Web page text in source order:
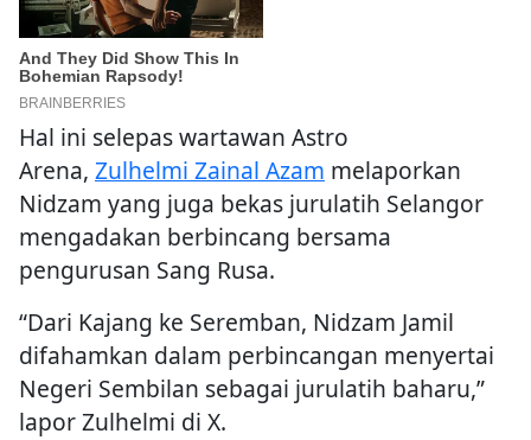
Hal ini selepas wartawan Astro
Arena, Zulhelmi Zainal Azam melaporkan
Nidzam yang juga bekas jurulatih Selangor
mengadakan berbincang bersama
pengurusan Sang Rusa.
“Dari Kajang ke Seremban, Nidzam Jamil
difahamkan dalam perbincangan menyertai
Negeri Sembilan sebagai jurulatih baharu,”
lapor Zulhelmi di X.